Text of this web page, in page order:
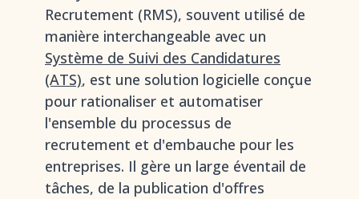
Recrutement (RMS), souvent utilisé de
manière interchangeable avec un
Système de Suivi des Candidatures
(ATS), est une solution logicielle conçue
pour rationaliser et automatiser
l'ensemble du processus de
recrutement et d'embauche pour les
entreprises. Il gère un large éventail de
tâches, de la publication d'offres